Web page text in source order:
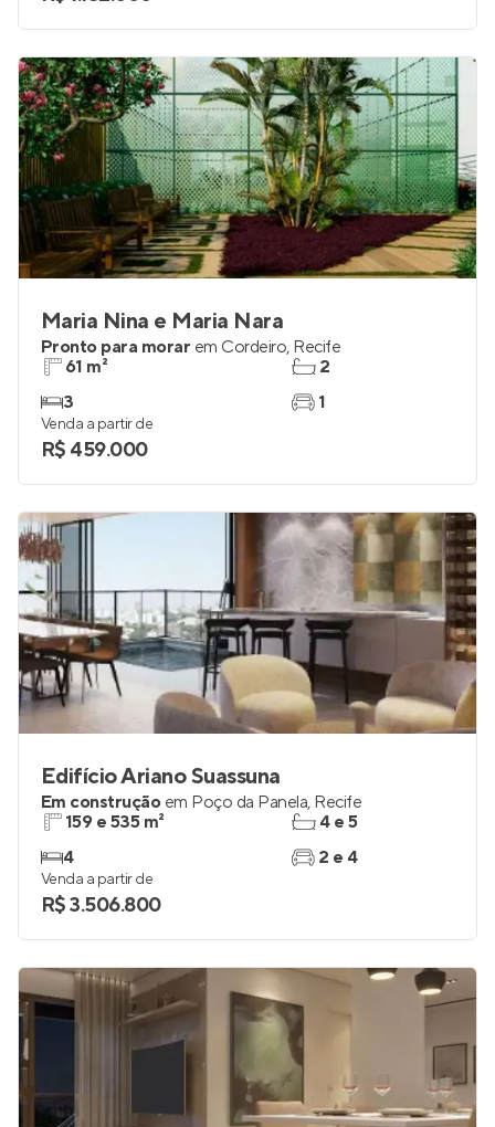
Maria Nina e Maria Nara
Pronto para morar em Cordeiro, Recife
61 m²
3
2
1
Venda a partir de
R$ 459.000
Edifício Ariano Suassuna
Em construção em Poço da Panela, Recife
159 e 535 m²
4
4 e 5
2 e 4
Venda a partir de
R$ 3.506.800